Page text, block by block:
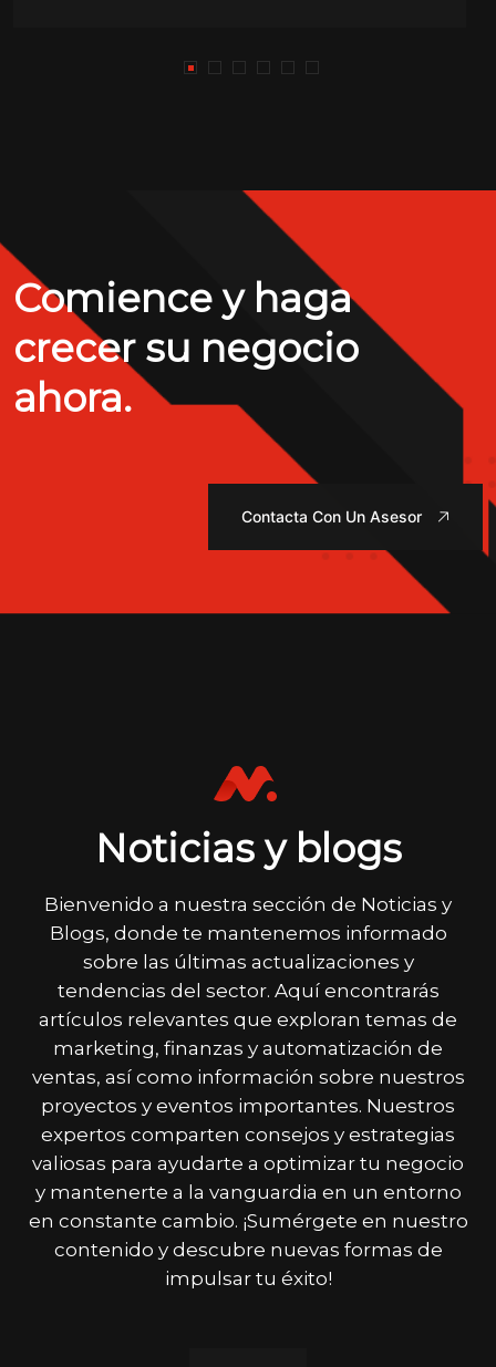
Comience y haga
crecer su negocio
ahora.
Contacta Con Un Asesor
Noticias y blogs
Bienvenido a nuestra sección de Noticias y
Blogs, donde te mantenemos informado
sobre las últimas actualizaciones y
tendencias del sector. Aquí encontrarás
artículos relevantes que exploran temas de
marketing, finanzas y automatización de
ventas, así como información sobre nuestros
proyectos y eventos importantes. Nuestros
expertos comparten consejos y estrategias
valiosas para ayudarte a optimizar tu negocio
y mantenerte a la vanguardia en un entorno
en constante cambio. ¡Sumérgete en nuestro
contenido y descubre nuevas formas de
impulsar tu éxito!